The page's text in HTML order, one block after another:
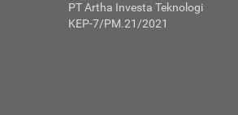
PT Artha Investa Teknologi
KEP-7/PM.21/2021